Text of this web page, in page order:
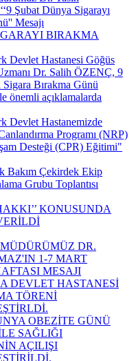
Şubat Dünya Sigarayı
Mesajı
BIRAKMA
Devlet Hastanesi Göğüs
Dr. Salih ÖZENÇ, 9
Bırakma Günü
önemli açıklamalarda
Devlet Hastanemizde
Programı (NRP)
Desteği (CPR) Eğitimi"
Bakım Çekirdek Ekip
Grubu Toplantısı
KONUSUNDA
DR.
1-7 MART
MESAJI
DEVLET HASTANESİ
TÖRENİ
OBEZİTE GÜNÜ
SAĞLIĞI
AÇILIŞI